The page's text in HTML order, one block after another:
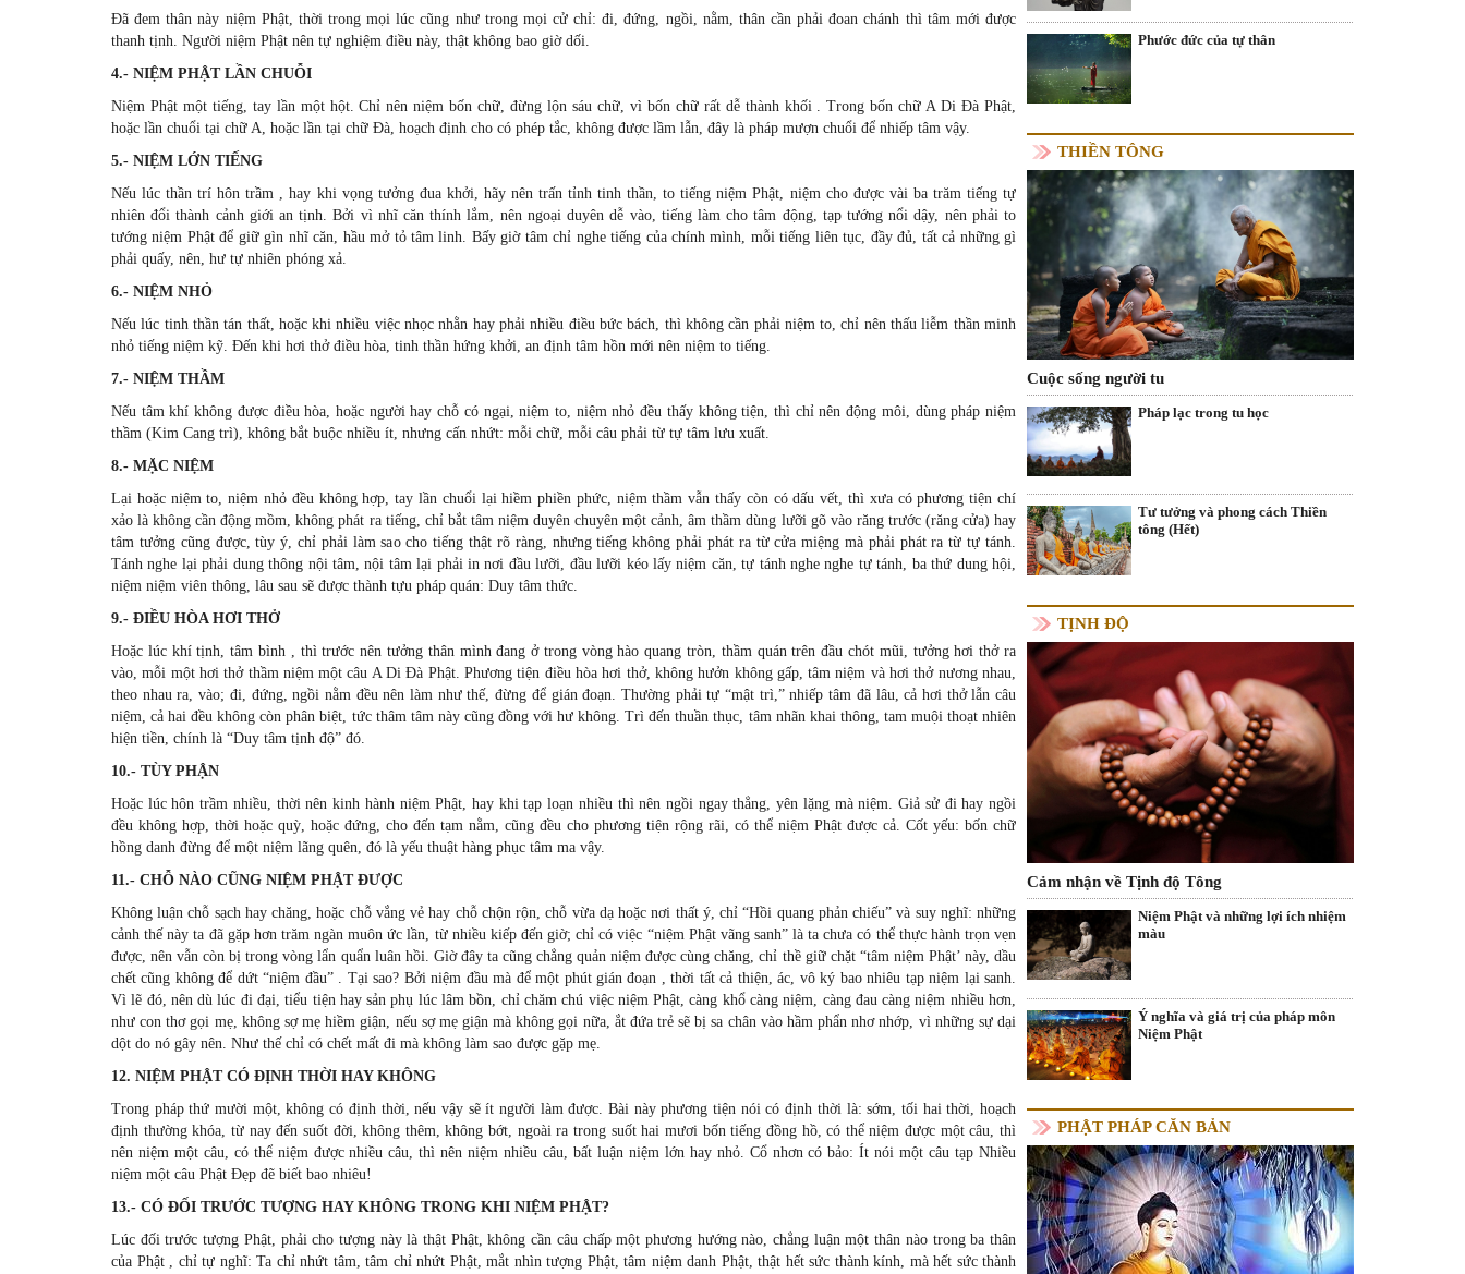
Ðã đem thân này niệm Phật, thời trong mọi lúc cũng như trong mọi cử chỉ: đi, đứng, ngồi, nằm, thân cần phải đoan chánh thì tâm mới được
thanh tịnh. Người niệm Phật nên tự nghiệm điều này, thật không bao giờ dối.
4.- NIỆM PHẬT LẦN CHUỖI
Niệm Phật một tiếng, tay lần một hột. Chỉ nên niệm bốn chữ, đừng lộn sáu chữ, vì bốn chữ rất dễ thành khối . Trong bốn chữ A Di Ðà Phật,
hoặc lần chuổi tại chữ A, hoặc lần tại chữ Ðà, hoạch định cho có phép tắc, không được lầm lẫn, đây là pháp mượn chuổi để nhiếp tâm vậy.
5.- NIỆM LỚN TIẾNG
Nếu lúc thần trí hôn trầm , hay khi vọng tưởng đua khởi, hãy nên trấn tỉnh tinh thần, to tiếng niệm Phật, niệm cho được vài ba trăm tiếng tự
nhiên đổi thành cảnh giới an tịnh. Bởi vì nhĩ căn thính lắm, nên ngoại duyên dễ vào, tiếng làm cho tâm động, tạp tướng nổi dậy, nên phải to
tướng niệm Phật để giữ gìn nhĩ căn, hầu mở tỏ tâm linh. Bấy giờ tâm chỉ nghe tiếng của chính mình, mỗi tiếng liên tục, đầy đủ, tất cả những gì
phải quấy, nên, hư tự nhiên phóng xả.
6.- NIỆM NHỎ
Nếu lúc tinh thần tán thất, hoặc khi nhiều việc nhọc nhằn hay phải nhiều điều bức bách, thì không cần phải niệm to, chỉ nên thấu liễm thần minh
nhỏ tiếng niệm kỹ. Ðến khi hơi thở điều hòa, tinh thần hứng khởi, an định tâm hồn mới nên niệm to tiếng.
7.- NIỆM THẦM
Nếu tâm khí không được điều hòa, hoặc người hay chỗ có ngại, niệm to, niệm nhỏ đều thấy không tiện, thì chỉ nên động môi, dùng pháp niệm
thầm (Kim Cang trì), không bắt buộc nhiều ít, nhưng cấn nhứt: mỗi chữ, mỗi câu phải từ tự tâm lưu xuất.
8.- MẶC NIỆM
Lại hoặc niệm to, niệm nhỏ đều không hợp, tay lần chuổi lại hiềm phiền phức, niệm thầm vẫn thấy còn có dấu vết, thì xưa có phương tiện chí
xảo là không cần động mồm, không phát ra tiếng, chỉ bắt tâm niệm duyên chuyên một cảnh, âm thầm dùng lưỡi gõ vào răng trước (răng cửa) hay
tâm tưởng cũng được, tùy ý, chỉ phải làm sao cho tiếng thật rõ ràng, nhưng tiếng không phải phát ra từ cửa miệng mà phải phát ra từ tự tánh.
Tánh nghe lại phải dung thông nội tâm, nội tâm lại phải in nơi đầu lưỡi, đầu lưỡi kéo lấy niệm căn, tự tánh nghe nghe tự tánh, ba thứ dung hội,
niệm niệm viên thông, lâu sau sẽ được thành tựu pháp quán: Duy tâm thức.
9.- ÐIỀU HÒA HƠI THỞ
Hoặc lúc khí tịnh, tâm bình , thì trước nên tưởng thân mình đang ở trong vòng hào quang tròn, thầm quán trên đầu chót mũi, tưởng hơi thở ra
vào, mỗi một hơi thở thầm niệm một câu A Di Ðà Phật. Phương tiện điều hòa hơi thở, không hưởn không gấp, tâm niệm và hơi thở nương nhau,
theo nhau ra, vào; đi, đứng, ngồi nằm đều nên làm như thế, đừng để gián đoạn. Thường phải tự “mật trì,” nhiếp tâm đã lâu, cả hơi thở lẫn câu
niệm, cả hai đều không còn phân biệt, tức thâm tâm này cũng đồng với hư không. Trì đến thuần thục, tâm nhãn khai thông, tam muội thoạt nhiên
hiện tiền, chính là “Duy tâm tịnh độ” đó.
10.- TÙY PHẬN
Hoặc lúc hôn trầm nhiều, thời nên kinh hành niệm Phật, hay khi tạp loạn nhiều thì nên ngồi ngay thẳng, yên lặng mà niệm. Giả sử đi hay ngồi
đều không hợp, thời hoặc quỳ, hoặc đứng, cho đến tạm nằm, cũng đều cho phương tiện rộng rãi, có thể niệm Phật được cả. Cốt yếu: bốn chữ
hồng danh đừng để một niệm lãng quên, đó là yếu thuật hàng phục tâm ma vậy.
11.- CHỖ NÀO CŨNG NIỆM PHẬT ÐƯỢC
Không luận chỗ sạch hay chăng, hoặc chỗ vắng vẻ hay chỗ chộn rộn, chỗ vừa dạ hoặc nơi thất ý, chỉ “Hồi quang phản chiếu” và suy nghĩ: những
cảnh thế này ta đã gặp hơn trăm ngàn muôn ức lần, từ nhiều kiếp đến giờ; chỉ có việc “niệm Phật vãng sanh” là ta chưa có thể thực hành trọn vẹn
được, nên vẫn còn bị trong vòng lẩn quẩn luân hồi. Giờ đây ta cũng chẳng quản niệm được cùng chăng, chỉ thề giữ chặt “tâm niệm Phật’ này, dầu
chết cũng không để dứt “niệm đầu” . Tại sao? Bởi niệm đầu mà để một phút gián đoạn , thời tất cả thiện, ác, vô ký bao nhiêu tạp niệm lại sanh.
Vì lẽ đó, nên dù lúc đi đại, tiểu tiện hay sản phụ lúc lâm bồn, chỉ chăm chú việc niệm Phật, càng khổ càng niệm, càng đau càng niệm nhiều hơn,
như con thơ gọi mẹ, không sợ mẹ hiềm giận, nếu sợ mẹ giận mà không gọi nữa, ắt đứa trẻ sẽ bị sa chân vào hầm phẩn nhơ nhớp, vì những sự dại
dột do nó gây nên. Như thế chỉ có chết mất đi mà không làm sao được gặp mẹ.
12. NIỆM PHẬT CÓ ÐỊNH THỜI HAY KHÔNG
Trong pháp thứ mười một, không có định thời, nếu vậy sẽ ít người làm được. Bài này phương tiện nói có định thời là: sớm, tối hai thời, hoạch
định thường khóa, từ nay đến suốt đời, không thêm, không bớt, ngoài ra trong suốt hai mươi bốn tiếng đồng hồ, có thể niệm được một câu, thì
nên niệm một câu, có thể niệm được nhiều câu, thì nên niệm nhiều câu, bất luận niệm lớn hay nhỏ. Cổ nhơn có bảo: Ít nói một câu tạp Nhiều
niệm một câu Phật Ðẹp đẽ biết bao nhiêu!
13.- CÓ ÐỐI TRƯỚC TƯỢNG HAY KHÔNG TRONG KHI NIỆM PHẬT?
Lúc đối trước tượng Phật, phải cho tượng này là thật Phật, không cần câu chấp một phương hướng nào, chẳng luận một thân nào trong ba thân
của Phật , chỉ tự nghĩ: Ta chỉ nhứt tâm, tâm chỉ nhứt Phật, mắt nhìn tượng Phật, tâm niệm danh Phật, thật hết sức thành kính, mà hết sức thành
Phước đức của tự thân
THIỀN TÔNG
Cuộc sống người tu
Pháp lạc trong tu học
Tư tưởng và phong cách Thiền
tông (Hết)
TỊNH ĐỘ
Cảm nhận về Tịnh độ Tông
Niệm Phật và những lợi ích nhiệm
màu
Ý nghĩa và giá trị của pháp môn
Niệm Phật
PHẬT PHÁP CĂN BẢN